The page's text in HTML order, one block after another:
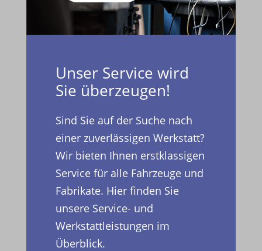
Unser Service wird
Sie überzeugen!
Sind Sie auf der Suche nach
einer zuverlässigen Werkstatt?
Wir bieten Ihnen erstklassigen
Service für alle Fahrzeuge und
Fabrikate. Hier finden Sie
unsere Service- und
Werkstattleistungen im
Überblick.